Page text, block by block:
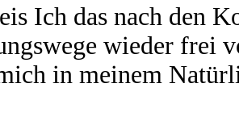
Ich das nach den
wieder frei
in meinem